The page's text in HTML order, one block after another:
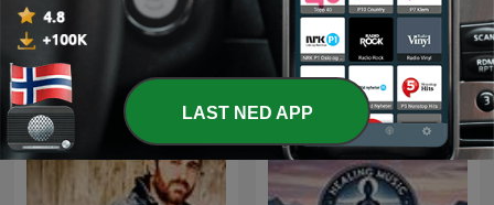
Norsken, svensken og
dansken
LAST NED APP